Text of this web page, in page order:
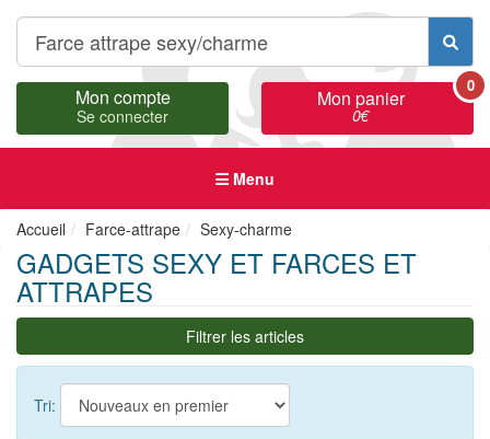
Mon compte
Se connecter
Mon panier
0€
0
Menu
Accueil Farce-attrape Sexy-charme
GADGETS SEXY ET FARCES ET
ATTRAPES
Filtrer les articles
Tri: